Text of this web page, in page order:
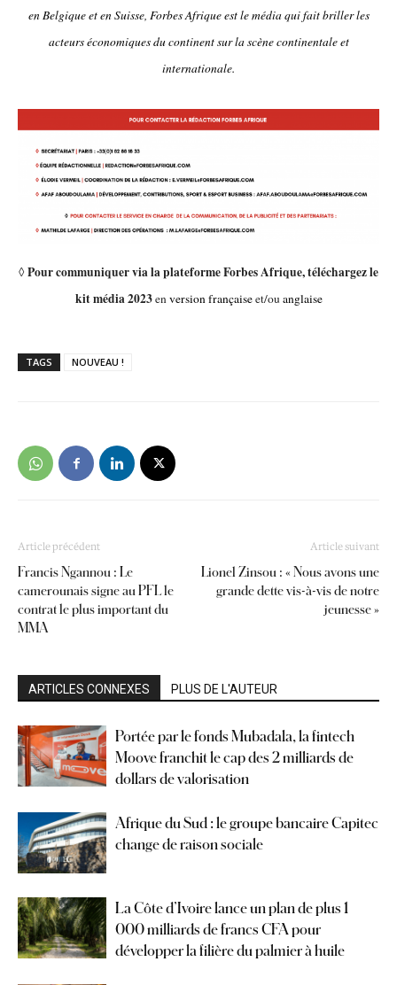
en Belgique et en Suisse, Forbes Afrique est le média qui fait briller les
acteurs économiques du continent sur la scène continentale et
internationale.
◊ Pour communiquer via la plateforme Forbes Afrique, téléchargez le
kit média 2023enversion françaiseet/ouanglaise
TAGS NOUVEAU !
Article précédent
Francis Ngannou : Le
camerounais signe au PFL le
contrat le plus important du
MMA
Article suivant
Lionel Zinsou : « Nous avons une
grande dette vis-à-vis de notre
jeunesse »
ARTICLES CONNEXES PLUS DE L'AUTEUR
Portée par le fonds Mubadala, la fintech
Moove franchit le cap des 2 milliards de
dollars de valorisation
Afrique du Sud : le groupe bancaire Capitec
change de raison sociale
La Côte d’Ivoire lance un plan de plus 1
000 milliards de francs CFA pour
développer la filière du palmier à huile